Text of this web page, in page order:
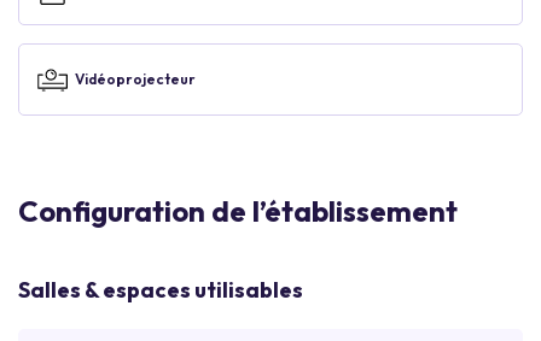
Vidéoprojecteur
Configuration de l’établissement
Salles & espaces utilisables